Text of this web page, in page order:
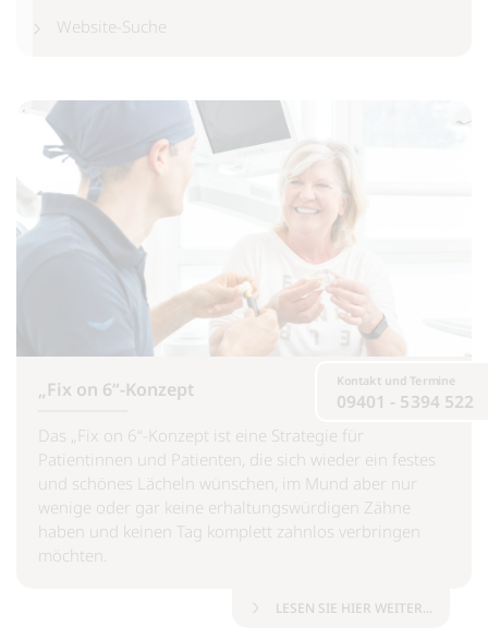
Website-Suche
„Fix on 6“-Konzept
Das „Fix on 6“-Konzept ist eine Strategie für
Patientinnen und Patienten, die sich wieder ein festes
und schönes Lächeln wünschen, im Mund aber nur
wenige oder gar keine erhaltungswürdigen Zähne
haben und keinen Tag komplett zahnlos verbringen
möchten.
LESEN SIE HIER WEITER...
Kontakt und Termine
09401 - 5394 522